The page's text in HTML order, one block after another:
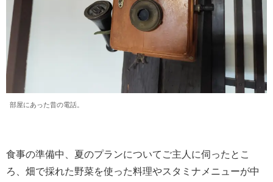
部屋にあった昔の電話。
食事の準備中、夏のプランについてご主人に伺ったとこ
ろ、畑で採れた野菜を使った料理やスタミナメニューが中